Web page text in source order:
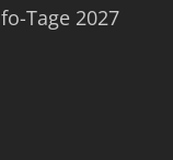
Tage 2027